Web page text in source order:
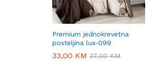
Premium jednokrevetna
posteljina lux-099
33,00 KM 37,00KM
33,00 KM 37,00KM